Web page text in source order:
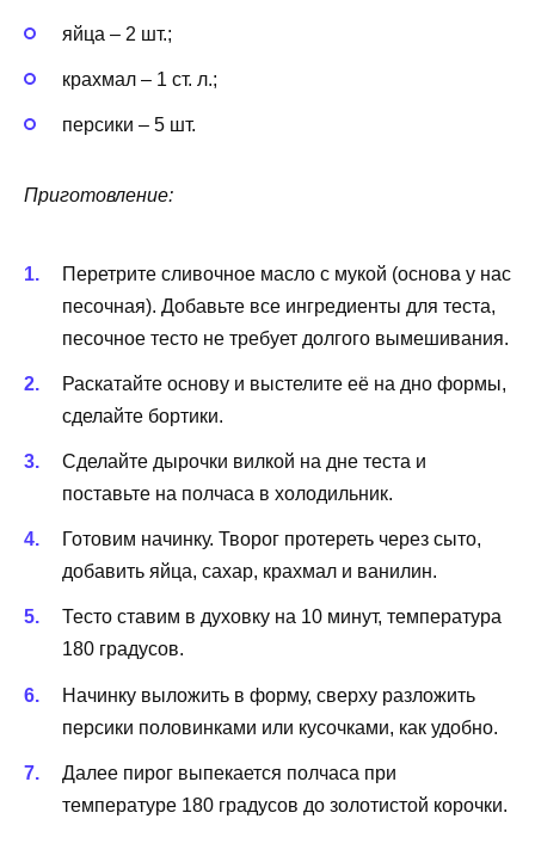
яйца – 2 шт.;
крахмал – 1 ст. л.;
персики – 5 шт.
Приготовление:
Перетрите сливочное масло с мукой (основа у нас
песочная). Добавьте все ингредиенты для теста,
песочное тесто не требует долгого вымешивания.
Раскатайте основу и выстелите её на дно формы,
сделайте бортики.
Сделайте дырочки вилкой на дне теста и
поставьте на полчаса в холодильник.
Готовим начинку. Творог протереть через сыто,
добавить яйца, сахар, крахмал и ванилин.
Тесто ставим в духовку на 10 минут, температура
180 градусов.
Начинку выложить в форму, сверху разложить
персики половинками или кусочками, как удобно.
Далее пирог выпекается полчаса при
температуре 180 градусов до золотистой корочки.